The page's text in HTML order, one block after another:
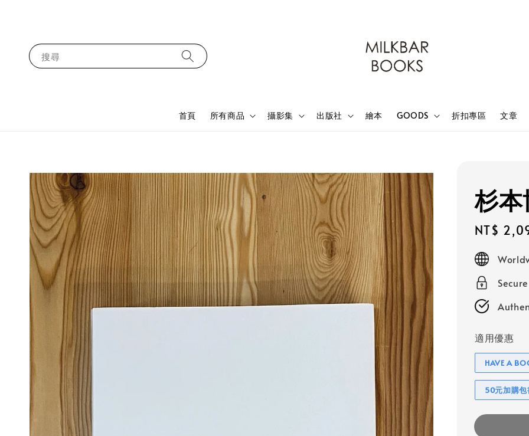
搜尋
首頁 所有商品 攝影集 出版社 繪本 GOODS 折扣專區 文章
杉本
Sale
price
NT$
適用優惠
HAVE A
50元加購